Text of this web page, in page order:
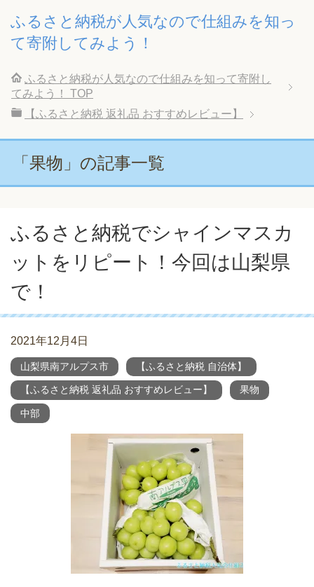
ふるさと納税が人気なので仕組みを知っ
て寄附してみよう！
ふるさと納税が人気なので仕組みを知って寄附し
てみよう！
TOP
【ふるさと納税 返礼品 おすすめレビュー】
「果物」の記事一覧
ふるさと納税でシャインマスカ
ットをリピート！今回は山梨県
で！
2021年12月4日
山梨県南アルプス市 【ふるさと納税 自治体】
【ふるさと納税 返礼品 おすすめレビュー】 果物
中部